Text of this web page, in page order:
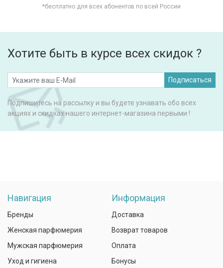
*бесплатно для всех абонентов по всей России
Хотите быть в курсе всех скидок ?
Подписаться
Подпишитесь на рассылку и вы будете узнавать обо всех
акциях и скидках нашего интернет-магазина первыми !
Навигация
Бренды
Женская парфюмерия
Мужская парфюмерия
Уход и гигиена
Информация
Доставка
Возврат товаров
Оплата
Бонусы